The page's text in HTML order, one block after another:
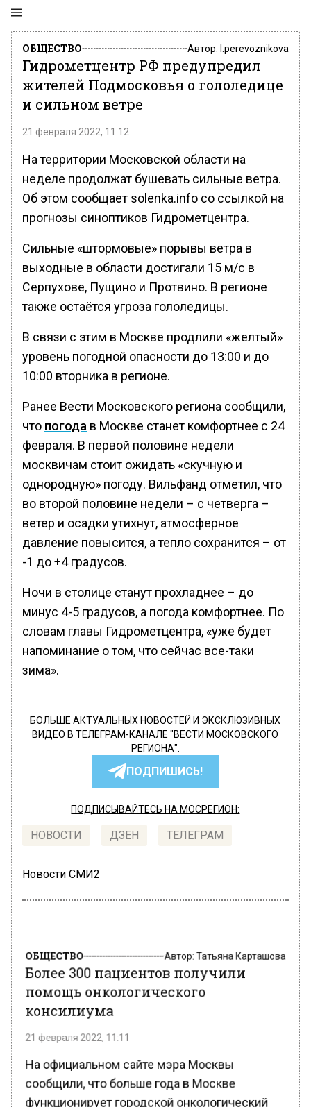
ОБЩЕСТВО Автор: l.perevoznikova
Гидрометцентр РФ предупредил
жителей Подмосковья о гололедице
и сильном ветре
21 февраля 2022, 11:12
На территории Московской области на
неделе продолжат бушевать сильные ветра.
Об этом сообщает solenka.info со ссылкой на
прогнозы синоптиков Гидрометцентра.
Сильные «штормовые» порывы ветра в
выходные в области достигали 15 м/с в
Серпухове, Пущино и Протвино. В регионе
также остаётся угроза гололедицы.
В связи с этим в Москве продлили «желтый»
уровень погодной опасности до 13:00 и до
10:00 вторника в регионе.
Ранее Вести Московского региона сообщили,
что погода в Москве станет комфортнее с 24
февраля. В первой половине недели
москвичам стоит ожидать «скучную и
однородную» погоду. Вильфанд отметил, что
во второй половине недели – с четверга –
ветер и осадки утихнут, атмосферное
давление повысится, а тепло сохранится – от
-1 до +4 градусов.
Ночи в столице станут прохладнее – до
минус 4-5 градусов, а погода комфортнее. По
словам главы Гидрометцентра, «уже будет
напоминание о том, что сейчас все-таки
зима».
БОЛЬШЕ АКТУАЛЬНЫХ НОВОСТЕЙ И ЭКСКЛЮЗИВНЫХ
ВИДЕО В ТЕЛЕГРАМ-КАНАЛЕ "ВЕСТИ МОСКОВСКОГО
РЕГИОНА".
ПОДПИШИСЬ!
ПОДПИСЫВАЙТЕСЬ НА МОСРЕГИОН:
НОВОСТИ ДЗЕН ТЕЛЕГРАМ
Новости СМИ2
Более 300 пациентов получили
помощь онкологического
консилиума
На официальном сайте мэра Москвы
сообщили, что больше года в Москве
функционирует городской онкологический